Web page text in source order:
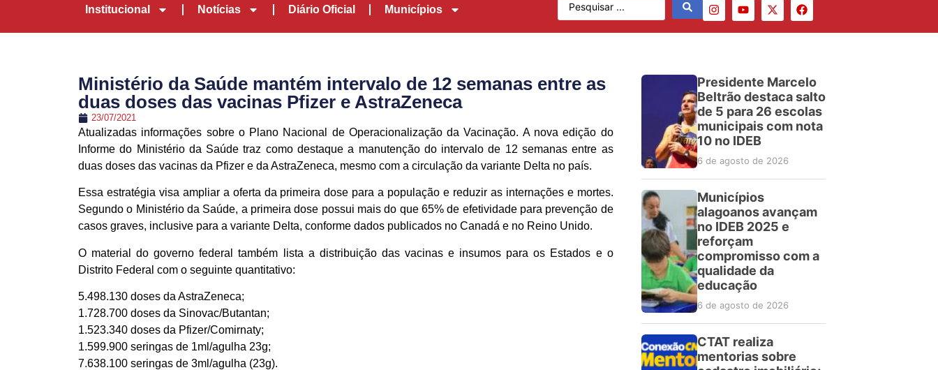
Institucional Notícias Diário Oficial Municípios
Ministério da Saúde mantém intervalo de 12 semanas entre as
duas doses das vacinas Pfizer e AstraZeneca
23/07/2021
Atualizadas informações sobre o Plano Nacional de Operacionalização da Vacinação. A nova edição do
Informe do Ministério da Saúde traz como destaque a manutenção do intervalo de 12 semanas entre as
duas doses das vacinas da Pfizer e da AstraZeneca, mesmo com a circulação da variante Delta no país.
Essa estratégia visa ampliar a oferta da primeira dose para a população e reduzir as internações e mortes.
Segundo o Ministério da Saúde, a primeira dose possui mais do que 65% de efetividade para prevenção de
casos graves, inclusive para a variante Delta, conforme dados publicados no Canadá e no Reino Unido.
O material do governo federal também lista a distribuição das vacinas e insumos para os Estados e o
Distrito Federal com o seguinte quantitativo:
5.498.130 doses da AstraZeneca;
1.728.700 doses da Sinovac/Butantan;
1.523.340 doses da Pfizer/Comirnaty;
1.599.900 seringas de 1ml/agulha 23g;
7.638.100 seringas de 3ml/agulha (23g).
Presidente Marcelo
Beltrão destaca salto
de 5 para 26 escolas
municipais com nota
10 no IDEB
6 de agosto de 2026
Municípios
alagoanos avançam
no IDEB 2025 e
reforçam
compromisso com a
qualidade da
educação
6 de agosto de 2026
CTAT realiza
mentorias sobre